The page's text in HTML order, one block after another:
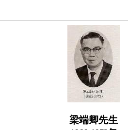
梁端卿先生